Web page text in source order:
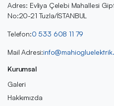
Adres: Evliya Çelebi Mahallesi
No:20-21 Tuzla/İSTANBUL
Telefon:0 533 608 11 79
Mail Adresi:
Kurumsal
Galeri
Hakkımızda